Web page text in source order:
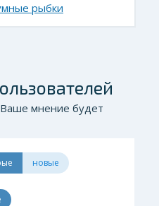
рыбки
мнение будет
новые